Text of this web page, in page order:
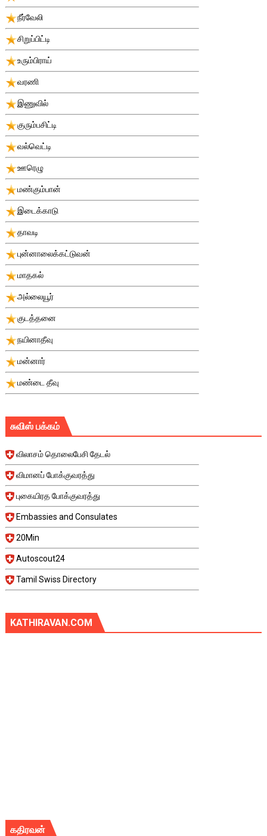
நீர்வேலி
சிறுப்பிட்டி
உரும்பிராய்
வரணி
இணுவில்
குரும்பசிட்டி
வல்வெட்டி
ஊரெழு
மண்கும்பான்
இடைக்காடு
தாவடி
புன்னாலைக்கட்டுவன்
மாதகல்
அல்லையூர்
குடத்தனை
நயினாதீவு
மன்னார்
மண்டை தீவு
சுவிஸ் பக்கம்
விலாசம் தொலைபேசி தேடல்
விமானப் போக்குவரத்து
புகையிரத போக்குவரத்து
Embassies and Consulates
20Min
Autoscout24
Tamil Swiss Directory
KATHIRAVAN.COM
கதிரவன்